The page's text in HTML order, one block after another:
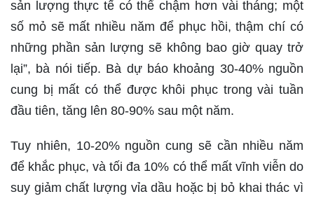
sản lượng thực tế có thể chậm hơn vài tháng; một
số mỏ sẽ mất nhiều năm để phục hồi, thậm chí có
những phần sản lượng sẽ không bao giờ quay trở
lại”, bà nói tiếp. Bà dự báo khoảng 30-40% nguồn
cung bị mất có thể được khôi phục trong vài tuần
đầu tiên, tăng lên 80-90% sau một năm.
Tuy nhiên, 10-20% nguồn cung sẽ cần nhiều năm
để khắc phục, và tối đa 10% có thể mất vĩnh viễn do
suy giảm chất lượng vỉa dầu hoặc bị bỏ khai thác vì